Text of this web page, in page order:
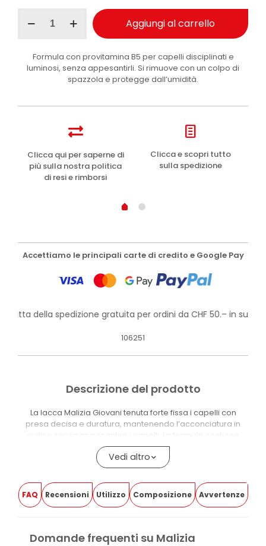
Giovani
tenuta
forte
quantità
Aggiungi al carrello
Formula con provitamina B5 per capelli disciplinati e
luminosi, senza appesantirli. Si rimuove con un colpo di
spazzola e protegge dall’umidità.
Clicca qui per saperne di
più sulla nostra politica
di resi e rimborsi
Clicca e scopri tutto
sulla spedizione
Accettiamo le principali carte di credito e Google Pay
della spedizione gratuita per ordini da CHF 50.– in su!
106251
Descrizione del prodotto
La lacca Malizia Giovani tenuta forte fissa i capelli con
presa decisa e duratura, mantenendo l’acconciatura in
ordine senza appesantire i capelli. La formula contiene
provitamina B5, che aiuta a mantenere i capelli disciplinati,
morbidi e luminosi.
mantenendo il look intatto durante la giornata. La rimozione
è semplice: basta un colpo di spazzola.
fuori casa.
Vedi altro
FAQ Recensioni Utilizzo Composizione Avvertenze
Domande frequenti su Malizia